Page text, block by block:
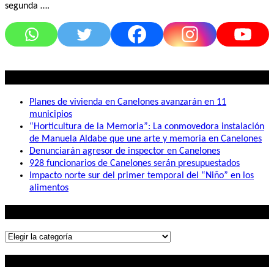
segunda ….
Planes de vivienda en Canelones avanzarán en 11
municipios
“Horticultura de la Memoria”: La conmovedora instalación
de Manuela Aldabe que une arte y memoria en Canelones
Denunciarán agresor de inspector en Canelones
928 funcionarios de Canelones serán presupuestados
Impacto norte sur del primer temporal del “Niño” en los
alimentos
Lo